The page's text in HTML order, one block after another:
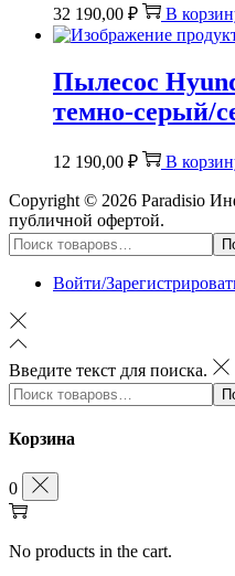
32 190,00 ₽ В
Пылесос
темно-серый/
12 190,00 ₽ В
Copyright © 2026 Paradisio
публичной офертой.
Поиск:>
Войти/
Введите текст для поиска.
Поиск:>
Корзина
0
No products in the cart.